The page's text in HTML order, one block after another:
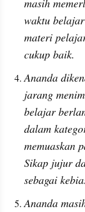
masih
waktu
materi
cukup baik.
Ananda
jarang
belajar
dalam
memuaskan
Sikap jujur
sebagai
Ananda